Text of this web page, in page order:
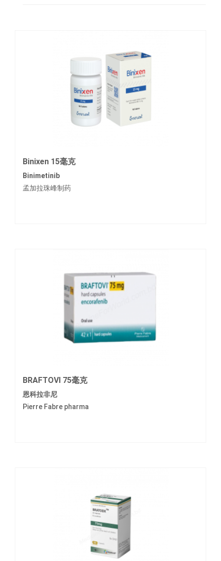
Binixen 15毫克
Binimetinib
孟加拉珠峰制药
BRAFTOVI 75毫克
恩科拉非尼
Pierre Fabre pharma